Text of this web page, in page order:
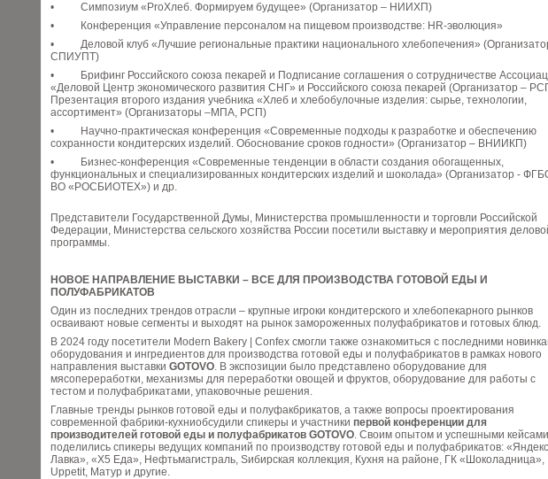
• Симпозиум «ProХлеб. Формируем будущее» (Организатор – НИИХП)
• Конференция «Управление персоналом на пищевом производстве: HR-эволюция»
• Деловой клуб «Лучшие региональные практики национального хлебопечения»
СПИУПТ)
• Брифинг Российского союза пекарей и Подписание соглашения о сотрудничестве
«Деловой Центр экономического развития СНГ» и Российского союза пекарей (Организатор –
Презентация второго издания учебника «Хлеб и хлебобулочные изделия: сырье, технологии,
ассортимент» (Организаторы –МПА, РСП)
• Научно-практическая конференция «Современные подходы к разработке и обеспечению
сохранности кондитерских изделий. Обоснование сроков годности» (Организатор – ВНИИКП)
• Бизнес-конференция «Современные тенденции в области создания обогащенных,
функциональных и специализированных кондитерских изделий и шоколада» (Организатор -
ВО «РОСБИОТЕХ») и др.
Представители Государственной Думы, Министерства промышленности и торговли Российской
Федерации, Министерства сельского хозяйства России посетили выставку и мероприятия
программы.
НОВОЕ НАПРАВЛЕНИЕ ВЫСТАВКИ – ВСЕ ДЛЯ ПРОИЗВОДСТВА ГОТОВОЙ ЕДЫ И
ПОЛУФАБРИКАТОВ
Один из последних трендов отрасли – крупные игроки кондитерского и хлебопекарного рынков
осваивают новые сегменты и выходят на рынок замороженных полуфабрикатов и готовых блюд.
В 2024 году посетители Modern Bakery | Confex смогли также ознакомиться с последними
оборудования и ингредиентов для производства готовой еды и полуфабрикатов в рамках нового
направления выставки GOTOVO. В экспозиции было представлено оборудование для
мясопереработки, механизмы для переработки овощей и фруктов, оборудование для работы с
тестом и полуфабрикатами, упаковочные решения.
Главные тренды рынков готовой еды и полуфакбрикатов, а также вопросы проектирования
современной фабрики-кухниобсудили спикеры и участники первой конференции для
производителей готовой еды и полуфабрикатов GOTOVO. Своим опытом и успешными кейсами
поделились спикеры ведущих компаний по производству готовой еды и полуфабрикатов: «Яндекс
Лавка», «Х5 Еда», Нефтьмагистраль, Sибирская коллекция, Кухня на районе, ГК «Шоколадница»,
Uppetit, Матур и другие.